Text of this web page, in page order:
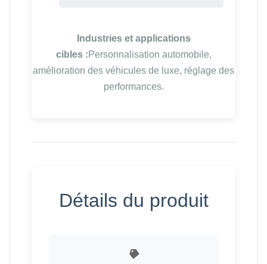
Industries et applications
cibles : Personnalisation automobile,
amélioration des véhicules de luxe, réglage des
performances.
Détails du produit